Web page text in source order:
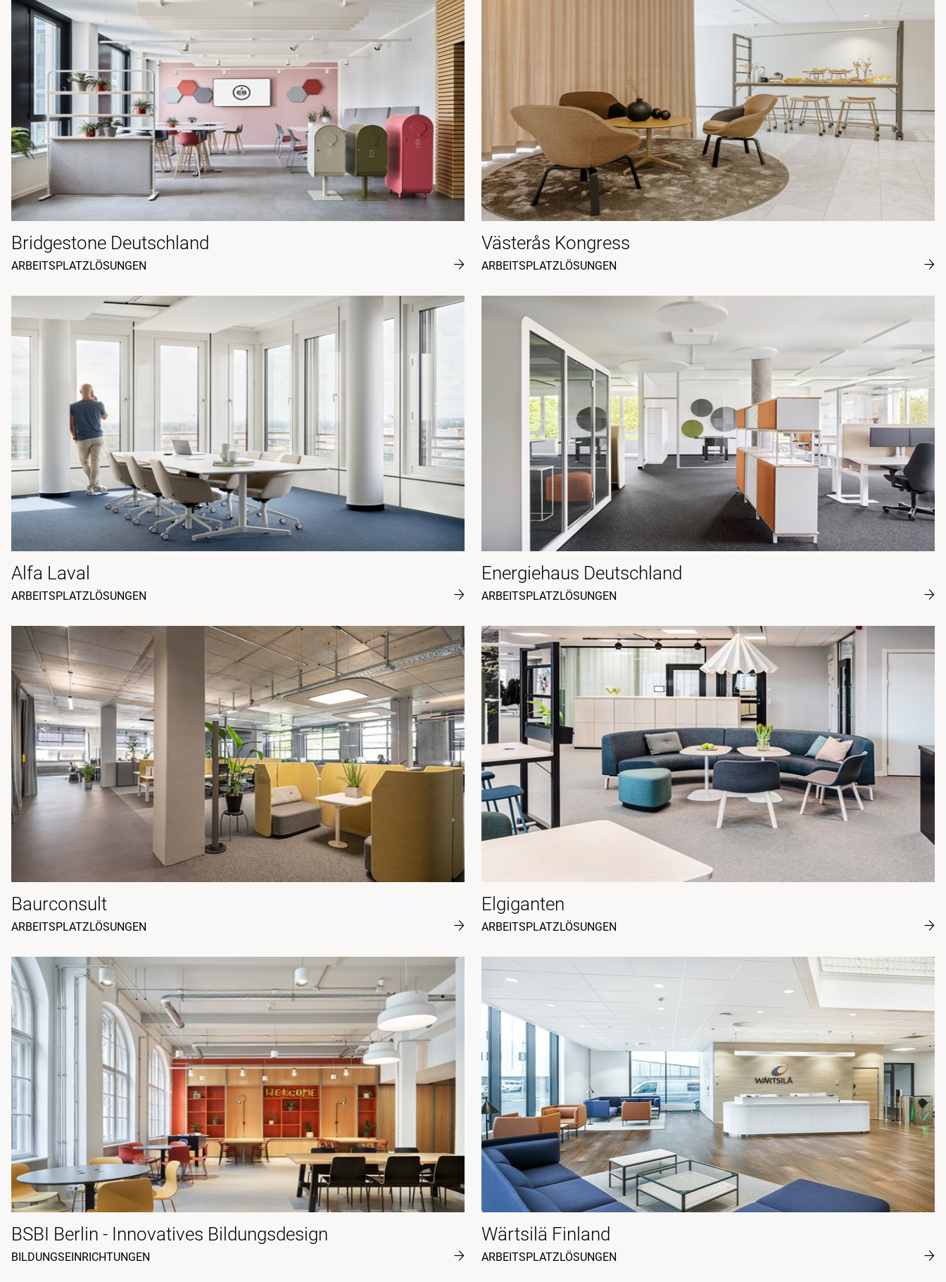
Bridgestone Deutschland
ARBEITSPLATZLÖSUNGEN
Västerås Kongress
ARBEITSPLATZLÖSUNGEN
Alfa Laval
ARBEITSPLATZLÖSUNGEN
Energiehaus Deutschland
ARBEITSPLATZLÖSUNGEN
Baurconsult
ARBEITSPLATZLÖSUNGEN
Elgiganten
ARBEITSPLATZLÖSUNGEN
BSBI Berlin - Innovatives Bildungsdesign
BILDUNGSEINRICHTUNGEN
Wärtsilä Finland
ARBEITSPLATZLÖSUNGEN